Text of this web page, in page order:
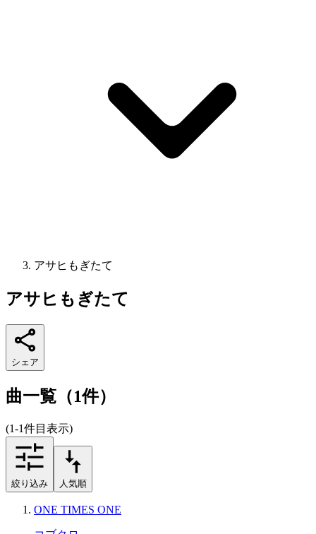
アサヒもぎたて
アサヒもぎたて
シェア
曲一覧（1件）
(1-1件目表示)
絞り込み 人気順
ONE TIMES ONE